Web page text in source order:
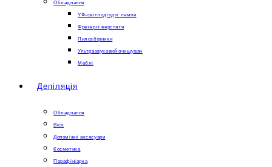
Обладнання
УФ-світлодіодні лампи
Фрезерні верстати
Пилозбірники
Ультразвуковий очищувач
Меблі
Депіляція
Обладнання
Віск
Допоміжні аксесуари
Косметика
Парафініарка